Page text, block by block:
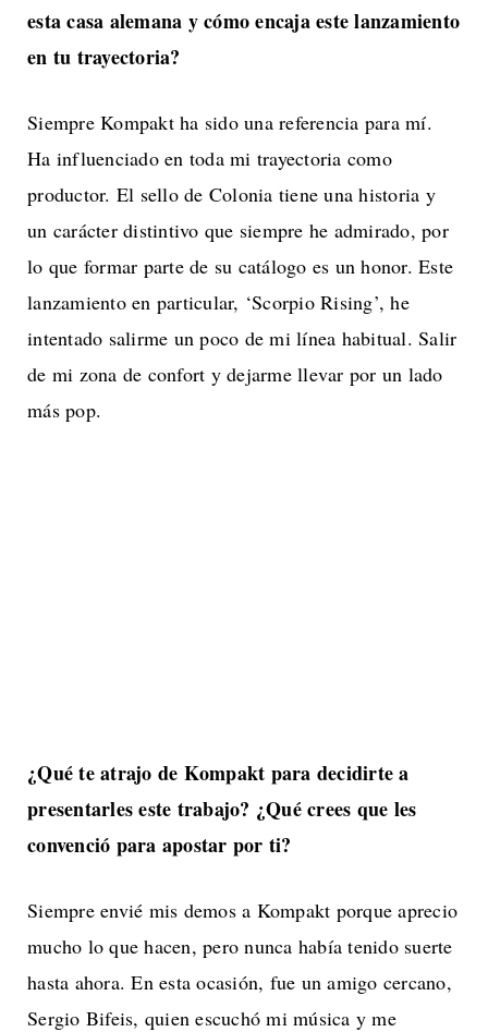
esta casa alemana y cómo encaja este lanzamiento
en tu trayectoria?
Siempre Kompakt ha sido una referencia para mí.
Ha influenciado en toda mi trayectoria como
productor. El sello de Colonia tiene una historia y
un carácter distintivo que siempre he admirado, por
lo que formar parte de su catálogo es un honor. Este
lanzamiento en particular, ‘Scorpio Rising’, he
intentado salirme un poco de mi línea habitual. Salir
de mi zona de confort y dejarme llevar por un lado
más pop.
¿Qué te atrajo de Kompakt para decidirte a
presentarles este trabajo? ¿Qué crees que les
convenció para apostar por ti?
Siempre envié mis demos a Kompakt porque aprecio
mucho lo que hacen, pero nunca había tenido suerte
hasta ahora. En esta ocasión, fue un amigo cercano,
Sergio Bifeis, quien escuchó mi música y me